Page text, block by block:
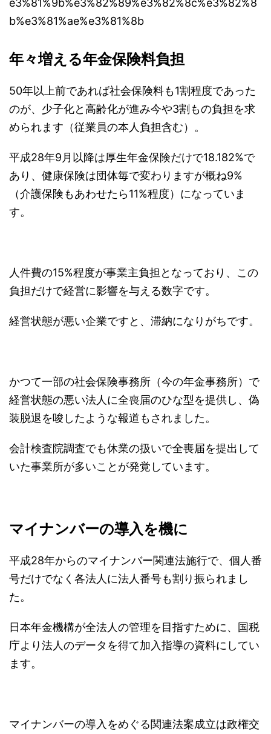
年々増える年金保険料負担
50年以上前であれば社会保険料も1割程度であった
のが、少子化と高齢化が進み今や3割もの負担を求
められます（従業員の本人負担含む）。
平成28年9月以降は厚生年金保険だけで18.182%で
あり、健康保険は団体毎で変わりますが概ね9%
（介護保険もあわせたら11%程度）になっていま
す。
人件費の15%程度が事業主負担となっており、この
負担だけで経営に影響を与える数字です。
経営状態が悪い企業ですと、滞納になりがちです。
かつて一部の社会保険事務所（今の年金事務所）で
経営状態の悪い法人に全喪届のひな型を提供し、偽
装脱退を唆したような報道もされました。
会計検査院調査でも休業の扱いで全喪届を提出して
いた事業所が多いことが発覚しています。
マイナンバーの導入を機に
平成28年からのマイナンバー関連法施行で、個人番
号だけでなく各法人に法人番号も割り振られまし
た。
日本年金機構が全法人の管理を目指すために、国税
庁より法人のデータを得て加入指導の資料にしてい
ます。
マイナンバーの導入をめぐる関連法案成立は政権交